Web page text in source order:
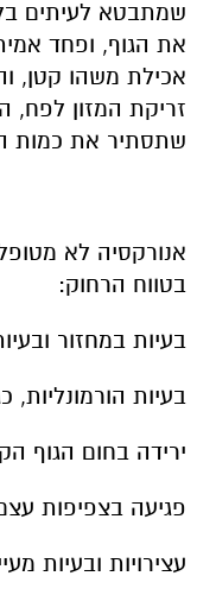
שמתבטא לעיתים
את הגוף, ופחד
אכילת משהו קטן,
זריקת המזון לפח,
שתסתיר את כמות
אנורקסיה לא
בטווח הרחוק:
בעיות במחזור
בעיות הורמונליות,
ירידה בחום הגוף
פגיעה בצפיפות
עצירויות ובעיות